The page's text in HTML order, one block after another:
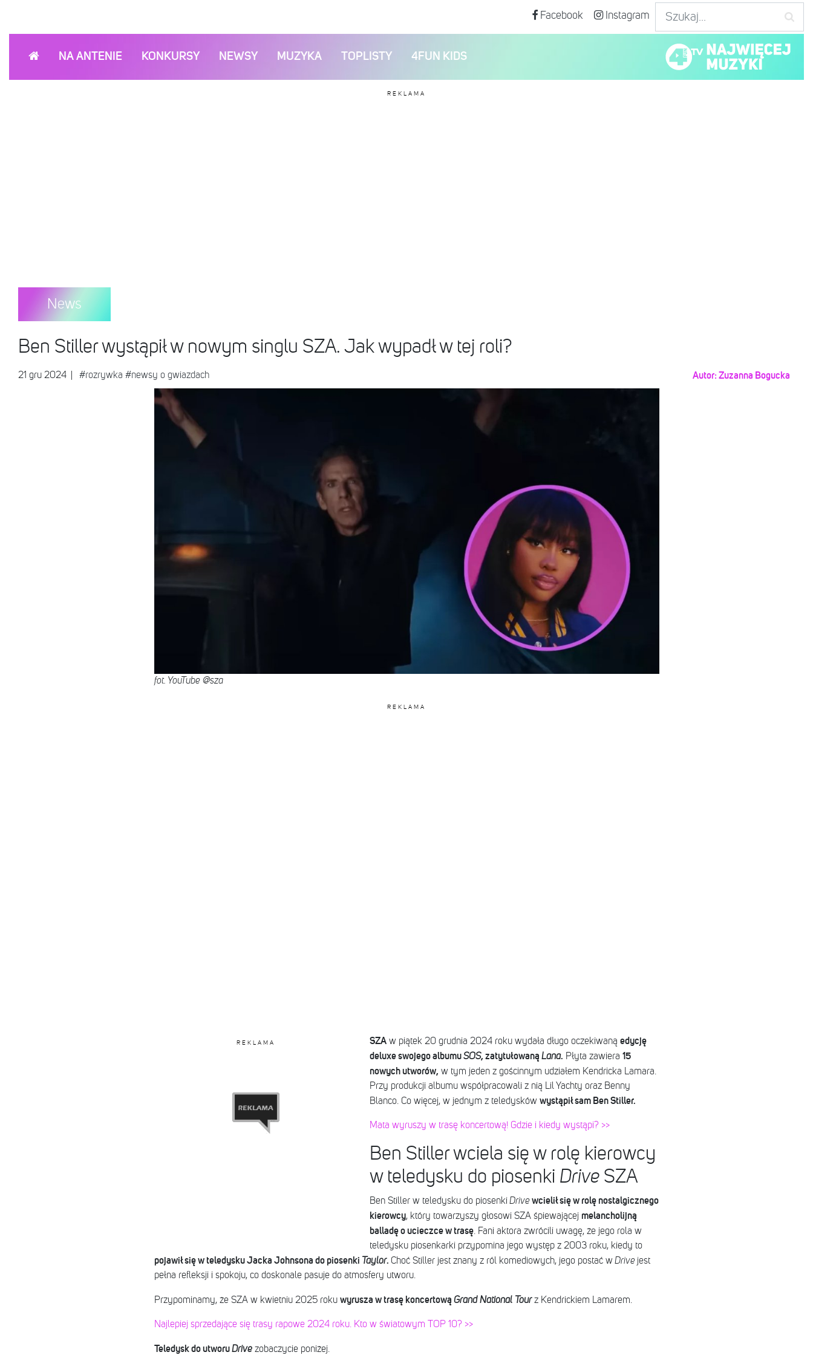
Facebook Instagram
NA ANTENIE KONKURSY NEWSY MUZYKA TOPLISTY 4FUN KIDS
REKLAMA
News
Ben Stiller wystąpił w nowym singlu SZA. Jak wypadł w tej roli?
21 gru 2024 #rozrywka #newsy o gwiazdach Autor: Zuzanna Bogucka
fot. YouTube @sza
REKLAMA
REKLAMA SZAw piątek 20 grudnia 2024 roku wydała długo oczekiwaną edycję
deluxe swojego albumuSOS, zatytułowaną Lana. Płyta zawiera 15
nowych utworów, w tym jeden z gościnnym udziałem Kendricka Lamara.
Przy produkcji albumu współpracowali z nią Lil Yachty oraz Benny
Blanco. Co więcej, w jednym z teledysków wystąpił sam Ben Stiller.
Mata wyruszy w trasę koncertową! Gdzie i kiedy wystąpi? >>
Ben Stiller wciela się w rolę kierowcy
w teledysku do piosenki DriveSZA
Ben Stiller w teledysku do piosenki Drive wcielił się w rolę nostalgicznego
kierowcy, który towarzyszy głosowi SZA śpiewającej melancholijną
balladę o ucieczce w trasę. Fani aktora zwrócili uwagę, że jego rola w
teledysku piosenkarki przypomina jego występ z 2003 roku, kiedy to
pojawił się w teledysku Jacka Johnsona do piosenki Taylor. Choć Stiller jest znany z ról komediowych, jego postać wDrivejest
pełna refleksji i spokoju, co doskonale pasuje do atmosfery utworu.
Przypominamy, że SZA w kwietniu 2025 roku wyrusza w trasę koncertową Grand National Tourz Kendrickiem Lamarem.
Najlepiej sprzedające się trasy rapowe 2024 roku. Kto w światowym TOP 10? >>
Teledysk do utworuDrivezobaczycie poniżej.